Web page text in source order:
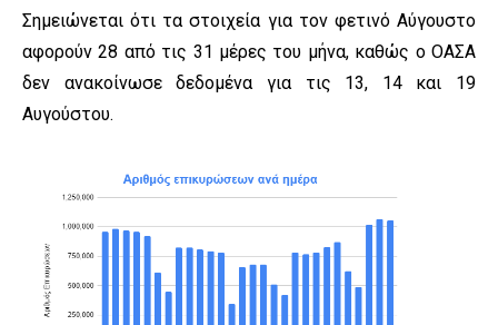
Σημειώνεται ότι τα στοιχεία για τον φετινό Αύγουστο
αφορούν 28 από τις 31 μέρες του μήνα, καθώς ο ΟΑΣΑ
δεν ανακοίνωσε δεδομένα για τις 13, 14 και 19
Αυγούστου.